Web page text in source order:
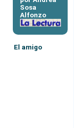
Sosa
Alfonzo
El amigo